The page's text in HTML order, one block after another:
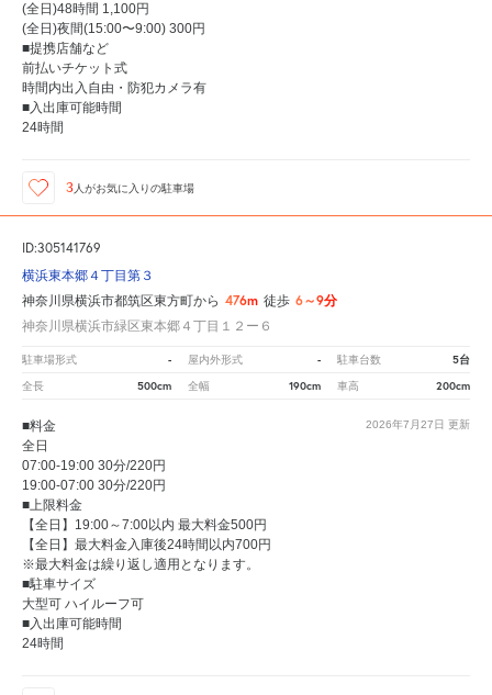
(全日)48時間 1,100円
(全日)夜間(15:00〜9:00) 300円
■提携店舗など
前払いチケット式
時間内出入自由・防犯カメラ有
■入出庫可能時間
24時間
3人がお気に入りの駐車場
ID:305141769
横浜東本郷４丁目第３
神奈川県横浜市都筑区東方町から 476m 徒歩 6～9分
神奈川県横浜市緑区東本郷４丁目１２ー６
駐車場形式 - 屋内外形式 - 駐車台数 5台
全長 500cm 全幅 190cm 車高 200cm
2026年7月27日 更新
■料金
全日
07:00-19:00 30分/220円
19:00-07:00 30分/220円
■上限料金
【全日】19:00～7:00以内 最大料金500円
【全日】最大料金入庫後24時間以内700円
※最大料金は繰り返し適用となります。
■駐車サイズ
大型可 ハイルーフ可
■入出庫可能時間
24時間